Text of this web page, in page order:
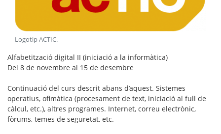
Logotip ACTIC.
Alfabetització digital II (iniciació a la informàtica)
Del 8 de novembre al 15 de desembre
Continuació del curs descrit abans d’aquest. Sistemes
operatius, ofimàtica (procesament de text, iniciació al full de
càlcul, etc.), altres programes. Internet, correu electrònic,
fòrums, temes de seguretat, etc.